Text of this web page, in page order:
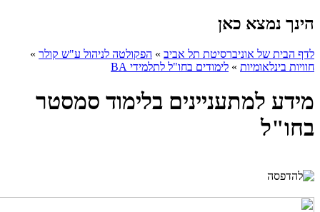
הינך נמצא כאן
לדף הבית של אוניברסיטת תל אביב » הפקולטה לניהול ע"ש קולר »
חוויות בינלאומיות » לימודים בחו"ל לתלמידי BA
מידע למתעניינים בלימוד סמסטר
בחו"ל